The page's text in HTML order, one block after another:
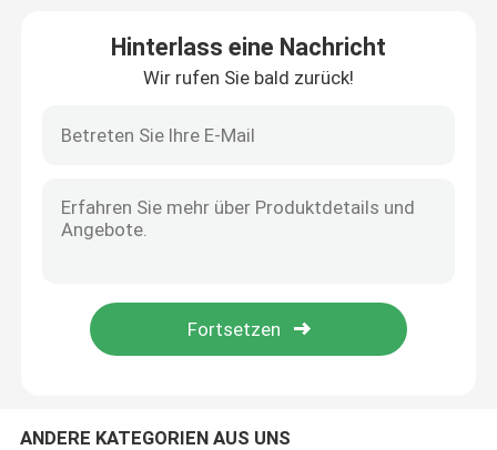
Hinterlass eine Nachricht
Wir rufen Sie bald zurück!
ANDERE KATEGORIEN AUS UNS